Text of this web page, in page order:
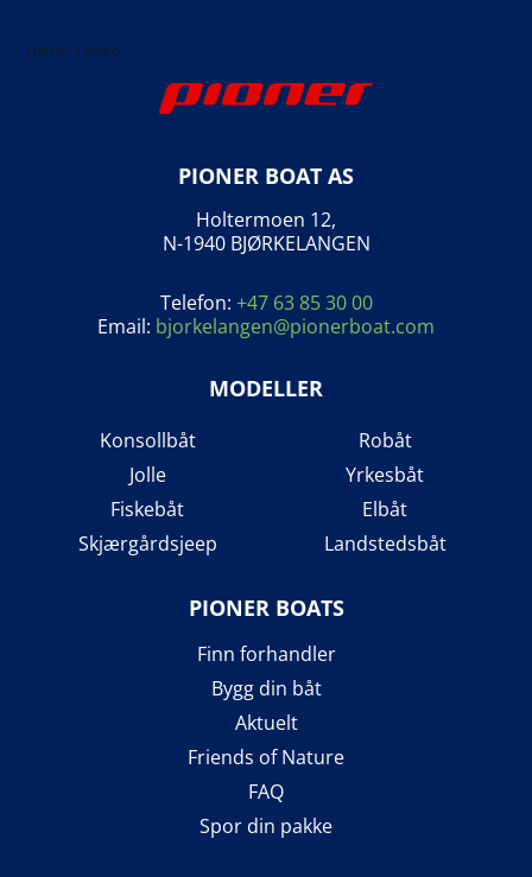
Home /video
PIONER BOAT AS
Holtermoen 12,
N-1940 BJØRKELANGEN
Telefon: +47 63 85 30 00
Email: bjorkelangen@pionerboat.com
MODELLER
Konsollbåt
Jolle
Fiskebåt
Skjærgårdsjeep
Robåt
Yrkesbåt
Elbåt
Landstedsbåt
PIONER BOATS
Finn forhandler
Bygg din båt
Aktuelt
Friends of Nature
FAQ
Spor din pakke